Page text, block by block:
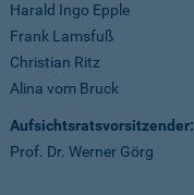
Harald Ingo Epple
Frank Lamsfuß
Christian Ritz
Alina vom Bruck
Aufsichtsratsvorsitzender:
Prof. Dr. Werner Görg